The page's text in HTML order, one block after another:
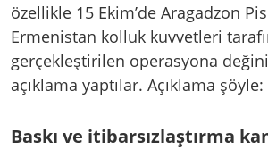
özellikle 15 Ekim’de Aragadzon
Ermenistan kolluk kuvvetleri
gerçekleştirilen operasyona
açıklama yaptılar. Açıklama şöyle:
Baskı ve itibarsızlaştırma